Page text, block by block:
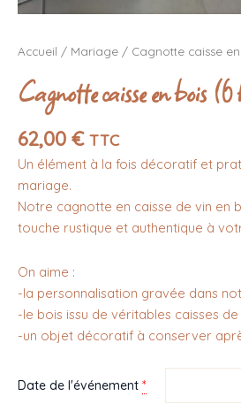
Accueil / Mariage / Cagnotte caisse
Cagnotte caisse en bois
62,00 € TTC
Un élément à la fois décoratif et
mariage.
Notre cagnotte en caisse de vin en
touche rustique et authentique à
On aime :
-la personnalisation gravée dans
-le bois issu de véritables caisses
-un objet décoratif à conserver
Date de l'événement *